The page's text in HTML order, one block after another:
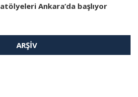
Ankara’da başlıyor
ARŞIV